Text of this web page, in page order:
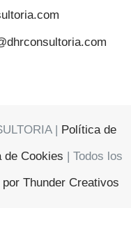
|
Política de
de Cookies | Todos los
por Thunder Creativos